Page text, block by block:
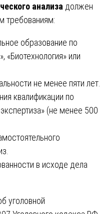
анализа должен
требованиям:
образование по
«Биотехнология» или
не менее пяти лет.
квалификации по
(не менее 500
в исходе дела
уголовной